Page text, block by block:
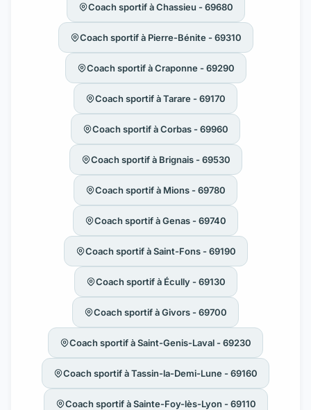
Coach sportif à Chassieu - 69680
Coach sportif à Pierre-Bénite - 69310
Coach sportif à Craponne - 69290
Coach sportif à Tarare - 69170
Coach sportif à Corbas - 69960
Coach sportif à Brignais - 69530
Coach sportif à Mions - 69780
Coach sportif à Genas - 69740
Coach sportif à Saint-Fons - 69190
Coach sportif à Écully - 69130
Coach sportif à Givors - 69700
Coach sportif à Saint-Genis-Laval - 69230
Coach sportif à Tassin-la-Demi-Lune - 69160
Coach sportif à Sainte-Foy-lès-Lyon - 69110